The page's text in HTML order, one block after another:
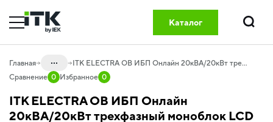
Каталог
Поиск
Главная ...
20.05 Электропитание и мониторинг
ITK ELECTRA OB ИБП Онлайн 20кВА/20кВт трехфазный моноблок LCD RS232 USB без АКБ
Сравнение 0 Избранное 0
ITK ELECTRA OB ИБП Онлайн
20кВА/20кВт трехфазный моноблок LCD